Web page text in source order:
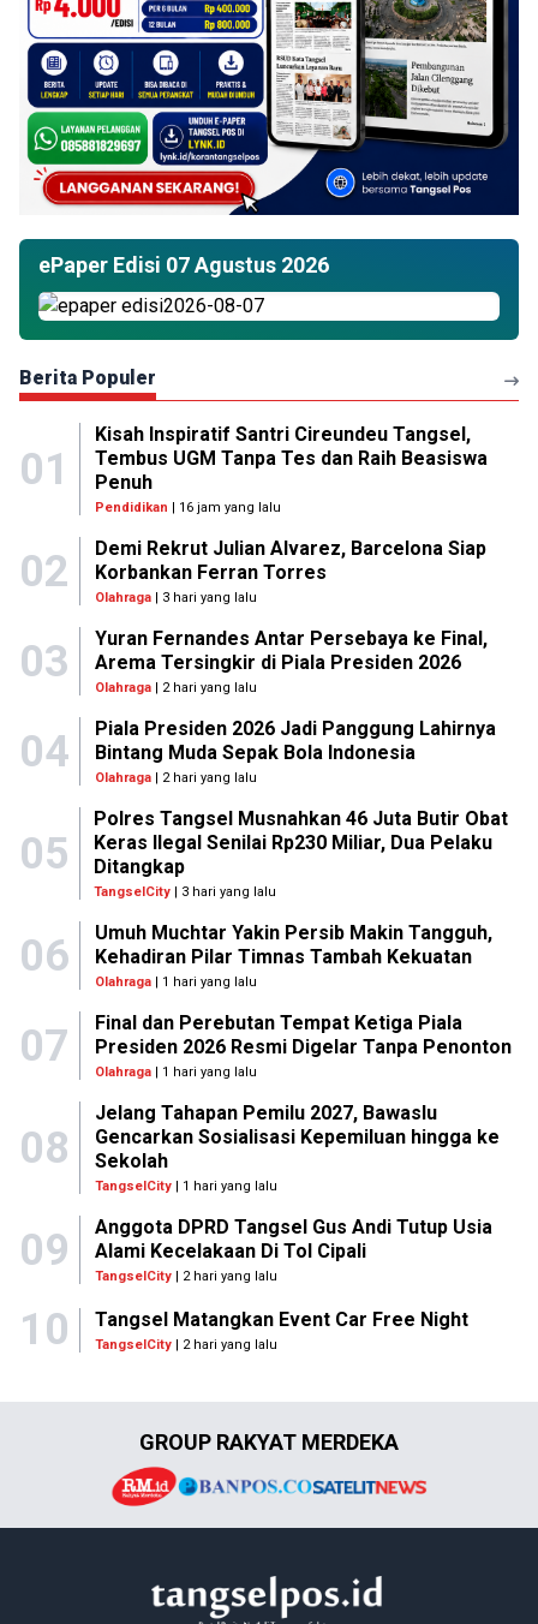
ePaper Edisi 07 Agustus 2026
Berita Populer
01
Kisah Inspiratif Santri Cireundeu Tangsel,
Tembus UGM Tanpa Tes dan Raih Beasiswa
Penuh
Pendidikan | 16 jam yang lalu
02
Demi Rekrut Julian Alvarez, Barcelona Siap
Korbankan Ferran Torres
Olahraga| 3 hari yang lalu
03
Yuran Fernandes Antar Persebaya ke Final,
Arema Tersingkir di Piala Presiden 2026
Olahraga| 2 hari yang lalu
04
Piala Presiden 2026 Jadi Panggung Lahirnya
Bintang Muda Sepak Bola Indonesia
Olahraga| 2 hari yang lalu
05
Polres Tangsel Musnahkan 46 Juta Butir Obat
Keras Ilegal Senilai Rp230 Miliar, Dua Pelaku
Ditangkap
TangselCity | 3 hari yang lalu
06
Umuh Muchtar Yakin Persib Makin Tangguh,
Kehadiran Pilar Timnas Tambah Kekuatan
Olahraga| 1 hari yang lalu
07
Final dan Perebutan Tempat Ketiga Piala
Presiden 2026 Resmi Digelar Tanpa Penonton
Olahraga| 1 hari yang lalu
08
Jelang Tahapan Pemilu 2027, Bawaslu
Gencarkan Sosialisasi Kepemiluan hingga ke
Sekolah
TangselCity| 1 hari yang lalu
09
Anggota DPRD Tangsel Gus Andi Tutup Usia
Alami Kecelakaan Di Tol Cipali
TangselCity| 2 hari yang lalu
10 Tangsel Matangkan Event Car Free Night
TangselCity | 2 hari yang lalu
GROUP RAKYAT MERDEKA